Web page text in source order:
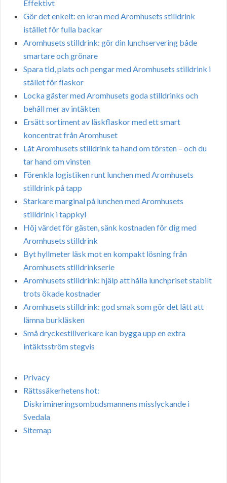
Effektivt
Gör det enkelt: en kran med Aromhusets stilldrink
istället för fulla backar
Aromhusets stilldrink: gör din lunchservering både
smartare och grönare
Spara tid, plats och pengar med Aromhusets stilldrink i
stället för flaskor
Locka gäster med Aromhusets goda stilldrinks och
behåll mer av intäkten
Ersätt sortiment av läskflaskor med ett smart
koncentrat från Aromhuset
Låt Aromhusets stilldrink ta hand om törsten – och du
tar hand om vinsten
Förenkla logistiken runt lunchen med Aromhusets
stilldrink på tapp
Starkare marginal på lunchen med Aromhusets
stilldrink i tappkyl
Höj värdet för gästen, sänk kostnaden för dig med
Aromhusets stilldrink
Byt hyllmeter läsk mot en kompakt lösning från
Aromhusets stilldrinkserie
Aromhusets stilldrink: hjälp att hålla lunchpriset stabilt
trots ökade kostnader
Aromhusets stilldrink: god smak som gör det lätt att
lämna burkläsken
Små dryckestillverkare kan bygga upp en extra
intäktsström stegvis
Privacy
Rättssäkerhetens hot:
Diskrimineringsombudsmannens misslyckande i
Svedala
Sitemap